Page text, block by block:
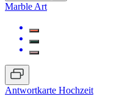
Marble Art
Antwortkarte Hochzeit